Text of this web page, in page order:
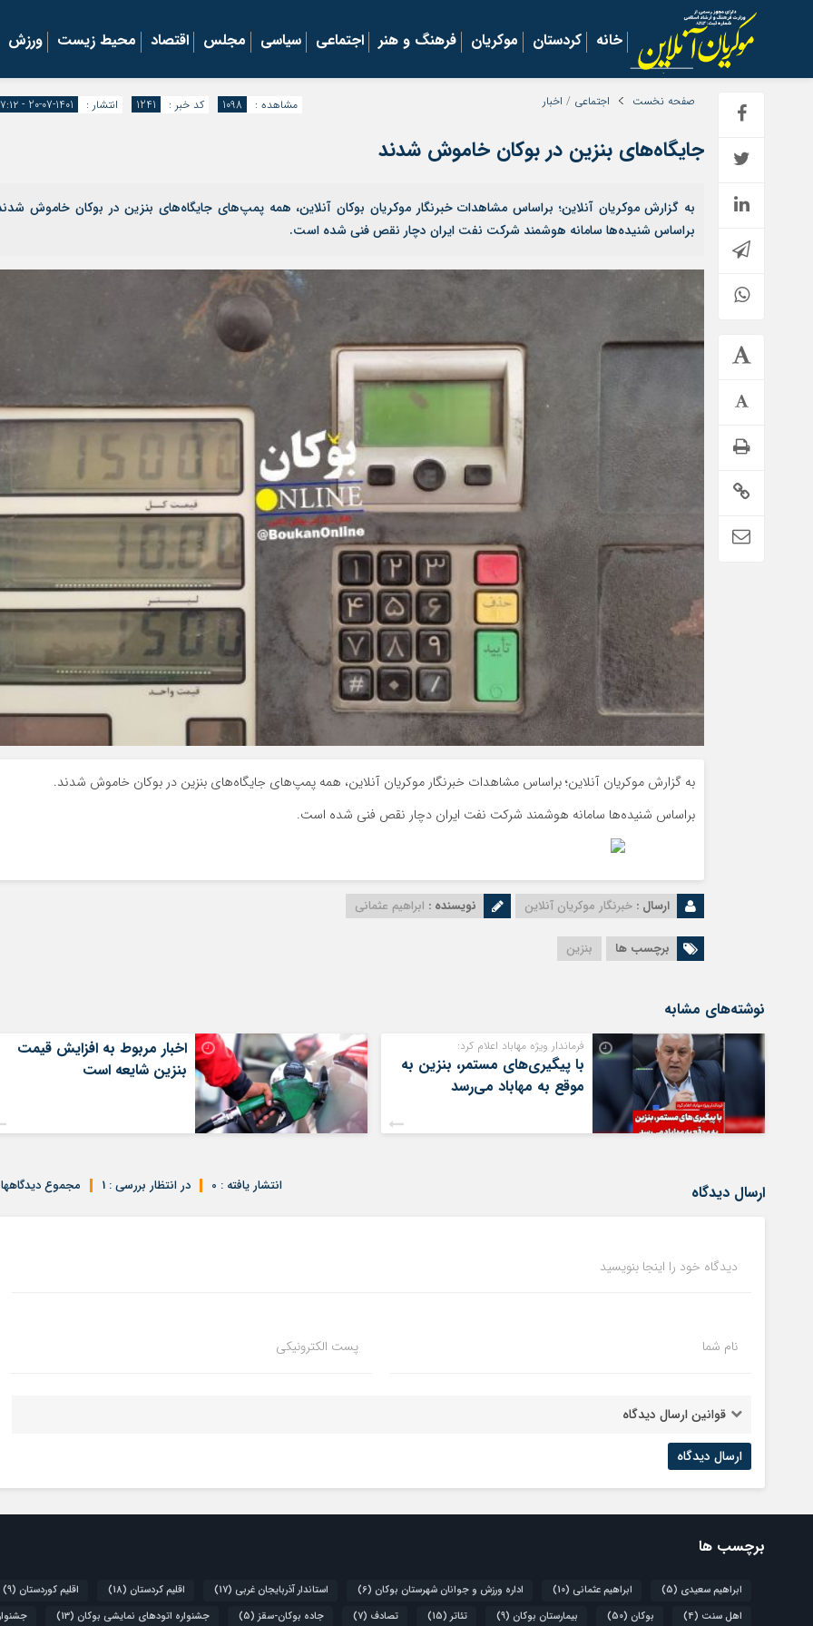
خانه کردستان موکریان فرهنگ و هنر اجتماعی سیاسی مجلس اقتصاد محیط زیست ورزش
صفحه نخست اجتماعی / اخبار انتشار : 1401-07-20 - ۱۷:۱۲ کد خبر : 1241 مشاهده : 1098
جایگاه‌های بنزین در بوکان خاموش شدند
به گزارش موکریان آنلاین؛ براساس مشاهدات خبرنگار موکریان بوکان‌ آنلاین، همه پمپ‌های جایگاه‌های بنزین در بوکان خاموش
براساس شنیده‌ها سامانه هوشمند شرکت نفت ایران دچار نقص فنی شده است.
به گزارش موکریان آنلاین؛ براساس مشاهدات خبرنگار موکریان آنلاین، همه پمپ‌های جایگاه‌های بنزین در بوکان خاموش شدند.
براساس شنیده‌ها سامانه هوشمند شرکت نفت ایران دچار نقص فنی شده است.
ارسال : خبرنگار موکریان آنلاین نویسنده : ابراهیم عثمانی
برچسب ها بنزین
نوشته‌های مشابه
فرماندار ویژه مهاباد اعلام کرد:
با پیگیری‌های مستمر، بنزین به
موقع به مهاباد می‌رسد
اخبار مربوط به افزایش قیمت
بنزین شایعه است
ارسال دیدگاه مجموع دیدگاهها در انتظار بررسی : 1 انتشار یافته : 0
دیدگاه خود را اینجا بنویسید
نام شما پست الکترونیکی
قوانین ارسال دیدگاه
برچسب ها
ابراهیم سعیدی (5) ابراهیم عثمانی (10) اداره ورزش و جوانان شهرستان بوکان (6) استاندار آذربایجان غربی (17) اقلیم کردستان (18) اقلیم کوردستان (9)
اهل سنت (4) بوکان (50) بیمارستان بوکان (9) تئاتر(15) تصادف (7) جاده بوکان-سقز(5) جشنواره اتودهای نمایشی بوکان (13)